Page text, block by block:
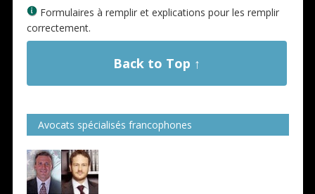
Formulaires à remplir et explications pour les remplir
correctement.
Back to Top ↑
Avocats spécialisés francophones